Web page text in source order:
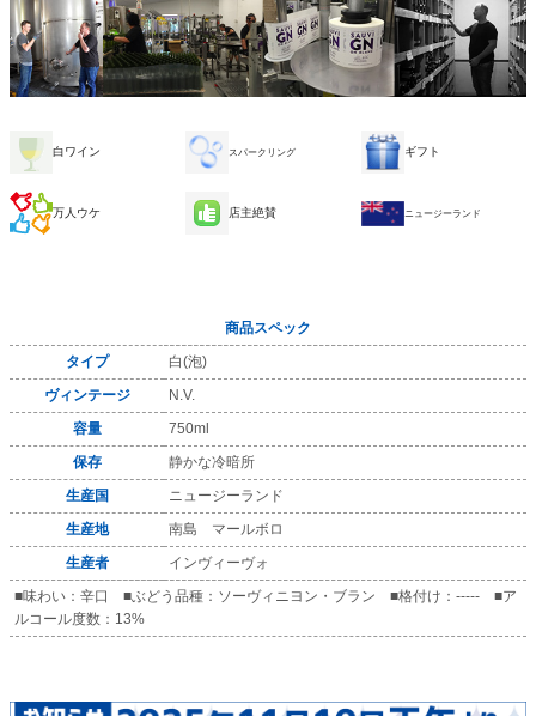
白ワイン スパークリング ギフト
万人ウケ 店主絶賛 ニュージーランド
商品スペック
タイプ
白(泡)
ヴィンテージ
N.V.
容量
750ml
保存
静かな冷暗所
生産国
ニュージーランド
生産地
南島 マールボロ
生産者
インヴィーヴォ
■味わい：辛口 ■ぶどう品種：ソーヴィニヨン・ブラン ■格付け：----- ■ア
ルコール度数：13%